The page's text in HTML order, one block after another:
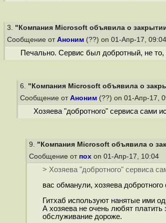
3. "Компания Microsoft объявила о
Сообщение от Аноним (??) on 01-Апр-17, 09:04
Печально. Сервис был добротный, не то,
6. "Компания Microsoft объявила о
Сообщение от Аноним (??) on 01-Апр-17,
Хозяева "добротного" сервиса сами
9. "Компания Microsoft объявила о
Сообщение от пох on 01-Апр-17, 10:04
> Хозяева "добротного" сервиса
вас обманули, хозяева
Гитхаб используют нанятые ими
А хозяева не очень любят платить
обслуживание дороже.